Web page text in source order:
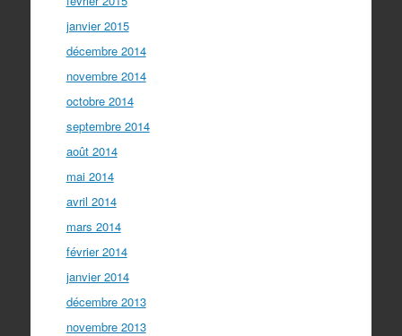
janvier 2015
décembre 2014
novembre 2014
octobre 2014
septembre 2014
août 2014
mai 2014
avril 2014
mars 2014
février 2014
janvier 2014
décembre 2013
novembre 2013